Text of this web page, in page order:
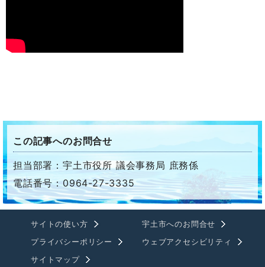
この記事へのお問合せ
担当部署：宇土市役所 議会事務局 庶務係
電話番号：0964-27-3335
サイトの使い方
宇土市へのお問合せ
プライバシーポリシー
ウェブアクセシビリティ
サイトマップ